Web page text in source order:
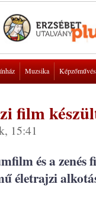
Muzsika
film
15:41
és a zenés
életrajzi